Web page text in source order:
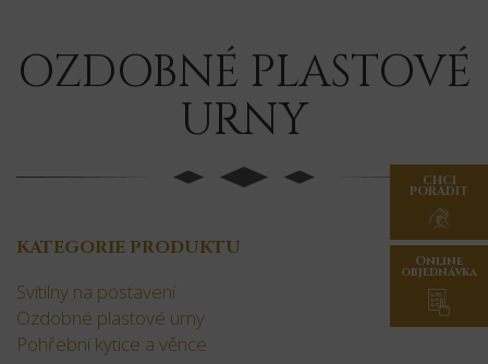
CHCI
PORADIT
Online
objednávka
OZDOBNÉ PLASTOVÉ
URNY
KATEGORIE PRODUKTU
Svítilny na postavení
Ozdobné plastové urny
Pohřební kytice a věnce